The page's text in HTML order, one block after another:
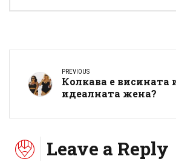
PREVIOUS
Колкава е висината
идеалната жена?
Leave a Reply